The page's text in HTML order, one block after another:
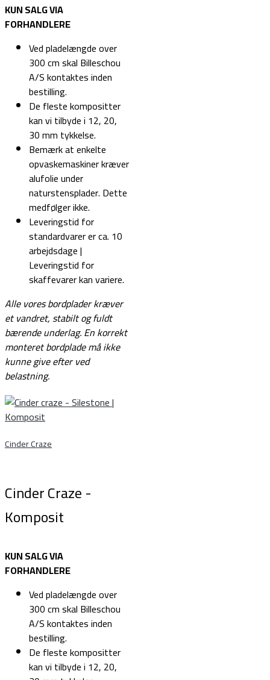
KUN SALG VIA
FORHANDLERE
Ved pladelængde over
300 cm skal Billeschou
A/S kontaktes inden
bestilling.
De fleste kompositter
kan vi tilbyde i 12, 20,
30 mm tykkelse.
Bemærk at enkelte
opvaskemaskiner kræver
alufolie under
naturstensplader. Dette
medfølger ikke.
Leveringstid for
standardvarer er ca. 10
arbejdsdage |
Leveringstid for
skaffevarer kan variere.
Alle vores bordplader kræver
et vandret, stabilt og fuldt
bærende underlag.En korrekt
monteret bordplade må ikke
kunne give efter ved
belastning.
Cinder Craze
Cinder Craze -
Komposit
KUN SALG VIA
FORHANDLERE
Ved pladelængde over
300 cm skal Billeschou
A/S kontaktes inden
bestilling.
De fleste kompositter
kan vi tilbyde i 12, 20,